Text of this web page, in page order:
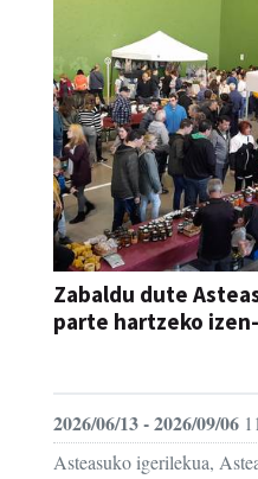
Zabaldu dute
parte hartzeko
2026/06/13 - 2026/09/06
Asteasuko igerilekua,